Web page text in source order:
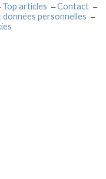
Top articles
Contact
données personnelles